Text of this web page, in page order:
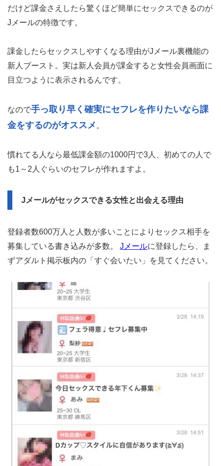
だけど課金さえしたら驚くほど簡単にセックスできるのが
Jメールの特徴です。
課金したらセックスしやすくなる理由がJメール裏機能の
新人ブースト。実は新人会員が課金すると女性会員画面に
目立つように表示されるんです。
なので手っ取り早く確実にセフレを作りたいなら課
金をするのがオススメ。
慣れてる人なら最低課金額の1000円で3人、初めての人で
も1～2人ぐらいのセフレが作れますよ。
Jメールがセックスできる女性と出会える理由
登録者数600万人と人数が多いことによりセックス相手を
募集している書き込みが多数。 Jメールに登録したら、ま
ずアダルト掲示板内の「すぐ会いたい」を見てください。